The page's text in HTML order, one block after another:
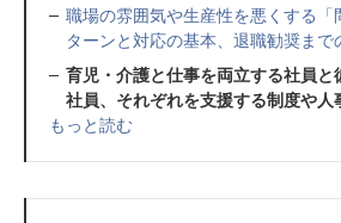
職場の雰囲気や生産性を悪くする
ターンと対応の基本、退職勧奨まで
育児・介護と仕事を両立する社員と
社員、それぞれを支援する制度や人
もっと読む